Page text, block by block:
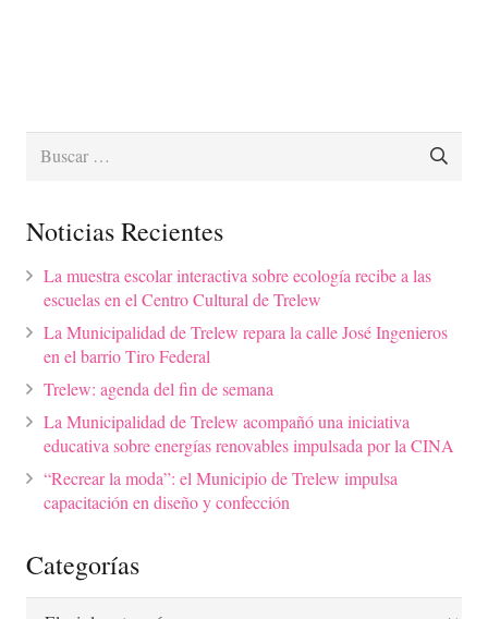
Buscar:
Noticias Recientes
La muestra escolar interactiva sobre ecología recibe a las
escuelas en el Centro Cultural de Trelew
La Municipalidad de Trelew repara la calle José Ingenieros
en el barrio Tiro Federal
Trelew: agenda del fin de semana
La Municipalidad de Trelew acompañó una iniciativa
educativa sobre energías renovables impulsada por la CINA
“Recrear la moda”: el Municipio de Trelew impulsa
capacitación en diseño y confección
Categorías